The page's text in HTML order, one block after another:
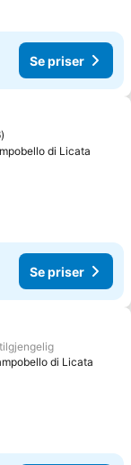
Se priser
di Licata
Se priser
di Licata